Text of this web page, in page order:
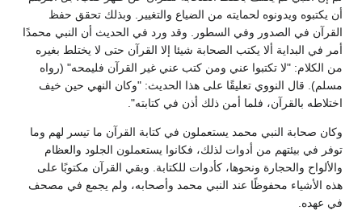
أن يكتبوه ويدونوه لحمايته من الضياع والتغيير. وبذلك تحقق حفظ
القرآن في الصدور وفي السطور. وقد ورد في الحديث أن النبي محمدًا
أمر في البداية ألا يكتب الصحابة شيئا إلا القرآن حتى لا يختلط بغيره
من الكلام: "لا تكتبوا عني ومن كتب عني غير القرآن فليمحه" (رواه
مسلم). قال النووي تعليقًا على هذا الحديث: "وكان النهي حين خيف
اختلاطه بالقرآن، فلما أمن ذلك أذن في كتابته".
وكان صحابة النبي محمد يستعملون في كتابة القرآن ما تيسر لهم وما
توفر في بيئتهم من أدوات لذلك، فكانوا يستعملون الجلود والعظام
والألواح والحجارة ونحوها، كأدوات للكتابة. وبقي القرآن مكتوبًا على
هذه الأشياء محفوظًا عند النبي محمد وأصحابه، ولم يجمع في مصحف
في عهده.